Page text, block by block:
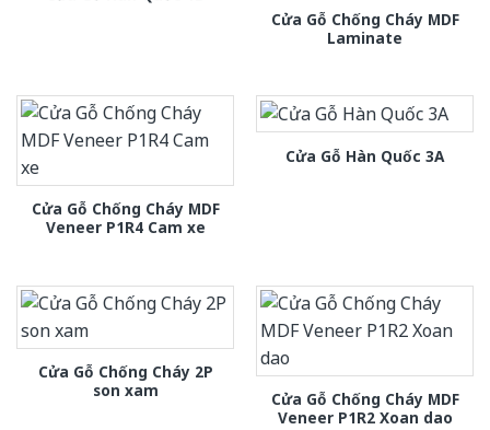
Cửa Gỗ Chống Cháy MDF
Laminate
Cửa Gỗ Chống Cháy MDF
Veneer P1R4 Cam xe
Cửa Gỗ Hàn Quốc 3A
Cửa Gỗ Chống Cháy 2P
son xam
Cửa Gỗ Chống Cháy MDF
Veneer P1R2 Xoan dao